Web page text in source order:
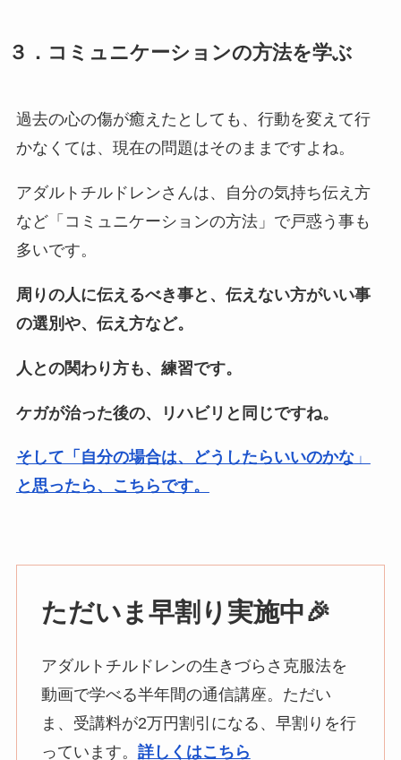
３．コミュニケーションの方法を学ぶ
過去の心の傷が癒えたとしても、行動を変えて行
かなくては、現在の問題はそのままですよね。
アダルトチルドレンさんは、自分の気持ち伝え方
など「コミュニケーションの方法」で戸惑う事も
多いです。
周りの人に伝えるべき事と、伝えない方がいい事
の選別や、伝え方など。
人との関わり方も、練習です。
ケガが治った後の、リハビリと同じですね。
そして「自分の場合は、どうしたらいいのかな」
と思ったら、こちらです。
ただいま早割り実施中🎉
アダルトチルドレンの生きづらさ克服法を
動画で学べる半年間の通信講座。ただい
ま、受講料が2万円割引になる、早割りを行
っています。 詳しくはこちら